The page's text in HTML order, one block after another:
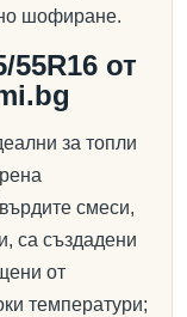
шофиране.
55R16 от
за топли
смеси,
са създадени
от
температури;